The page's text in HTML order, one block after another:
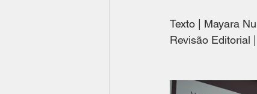
Texto | Mayara
Revisão Editorial